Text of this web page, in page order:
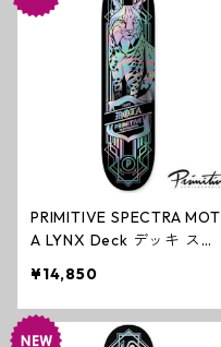
PRIMITIVE SPECTRA MOT
A LYNX Deck デッキ スケ
¥14,850